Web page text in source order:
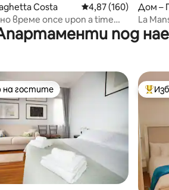
Costa Средна оценка:
4,87 (160)
време once upon a time
0023)
Дом –
La
къща
под
избор на гостите
на гостите Най-